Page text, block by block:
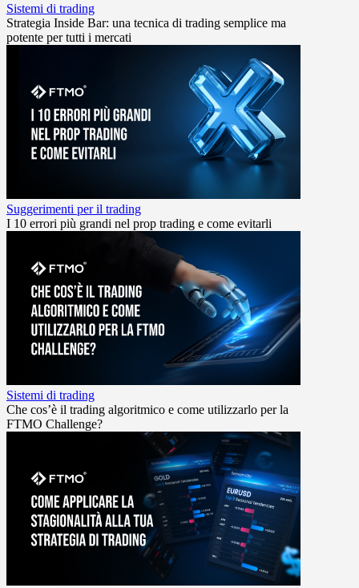
Sistemi di trading
Strategia Inside Bar: una tecnica di trading semplice ma
potente per tutti i mercati
Suggerimenti per il trading
I 10 errori più grandi nel prop trading e come evitarli
Sistemi di trading
Che cos’è il trading algoritmico e come utilizzarlo per la
FTMO Challenge?